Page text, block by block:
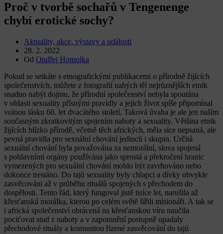
Proč v tvorbě sochařů v Tengenenge
chybí erotické sochy?
Aktuality, akce, výstavy a události
28. 2. 2022
Od Ondřej Homolka
Pokud se setkáte s etnografickými publikacemi o přírodně žijících
společenstvích, můžete z fotografií nahých těl nejrůznějších etnik
snadno nabýt dojmu, že přírodní společenství nebyla spoutána
v oblasti sexuality přísnými pravidly a jejich život spíše připomínal
volnou lásku 60. let dvacátého století. Taková úvaha je ale jen naším
současným zkratkovitým spojením nahoty a sexuality. Většina etnik
žijících blízko přírodě, včetně těch afrických, měla sice nepsaná, ale
pevná pravidla pro sexuální chování jedinců i skupin. Určitá
sexuální chování byla považována za nemorální, slova spojená
s pohlavními orgány používána jako sprostá a překročení hranic
vymezených pro sexuální chování mohlo být zavrhováno nebo
dokonce trestáno. Do tajů sexuality byly chlapci a dívky obvykle
zasvěcováni až v průběhu rituálů spojených s přechodem do
dospělosti. Tento řád, který fungoval jistě tisíce let, narušila až
křesťanská morálka, kterou po celém světě šířili misionáři. A tak se
i africká společenství obrácená na křesťanskou víru naučila
pociťovat stud z nahoty a v zapomnění postupně upadaly
přechodové rituály a komunitou řízené zasvěcování do tajů